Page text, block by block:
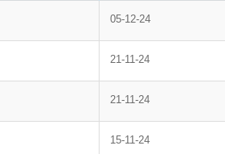
05-12-24
21-11-24
21-11-24
15-11-24